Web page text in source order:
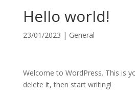
Hello world!
23/01/2023 | General
Welcome to WordPress. This is
delete it, then start writing!